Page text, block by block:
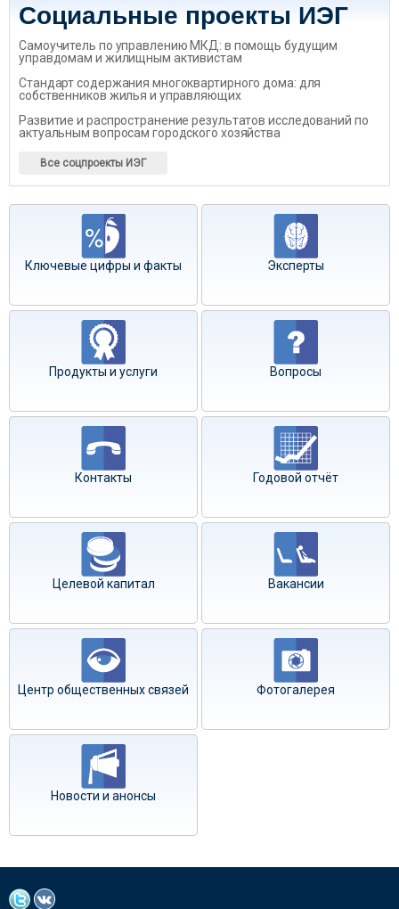
Социальные проекты ИЭГ
Самоучитель по управлению МКД: в помощь будущим
управдомам и жилищным активистам
Стандарт содержания многоквартирного дома: для
собственников жилья и управляющих
Развитие и распространение результатов исследований по
актуальным вопросам городского хозяйства
Все соцпроекты ИЭГ
Ключевые цифры и факты Эксперты
Продукты и услуги Вопросы
Контакты Годовой отчёт
Целевой капитал Вакансии
Центр общественных связей Фотогалерея
Новости и анонсы